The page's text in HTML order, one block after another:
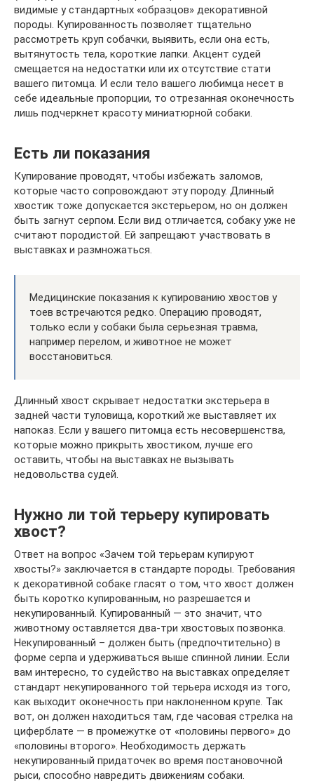
видимые у стандартных «образцов» декоративной
породы. Купированность позволяет тщательно
рассмотреть круп собачки, выявить, если она есть,
вытянутость тела, короткие лапки. Акцент судей
смещается на недостатки или их отсутствие стати
вашего питомца. И если тело вашего любимца несет в
себе идеальные пропорции, то отрезанная оконечность
лишь подчеркнет красоту миниатюрной собаки.
Есть ли показания
Купирование проводят, чтобы избежать заломов,
которые часто сопровождают эту породу. Длинный
хвостик тоже допускается экстерьером, но он должен
быть загнут серпом. Если вид отличается, собаку уже не
считают породистой. Ей запрещают участвовать в
выставках и размножаться.
Медицинские показания к купированию хвостов у
тоев встречаются редко. Операцию проводят,
только если у собаки была серьезная травма,
например перелом, и животное не может
восстановиться.
Длинный хвост скрывает недостатки экстерьера в
задней части туловища, короткий же выставляет их
напоказ. Если у вашего питомца есть несовершенства,
которые можно прикрыть хвостиком, лучше его
оставить, чтобы на выставках не вызывать
недовольства судей.
Нужно ли той терьеру купировать
хвост?
Ответ на вопрос «Зачем той терьерам купируют
хвосты?» заключается в стандарте породы. Требования
к декоративной собаке гласят о том, что хвост должен
быть коротко купированным, но разрешается и
некупированный. Купированный — это значит, что
животному оставляется два-три хвостовых позвонка.
Некупированный – должен быть (предпочтительно) в
форме серпа и удерживаться выше спинной линии. Если
вам интересно, то судейство на выставках определяет
стандарт некупированного той терьера исходя из того,
как выходит оконечность при наклоненном крупе. Так
вот, он должен находиться там, где часовая стрелка на
циферблате — в промежутке от «половины первого» до
«половины второго». Необходимость держать
некупированный придаточек во время постановочной
рыси, способно навредить движениям собаки.